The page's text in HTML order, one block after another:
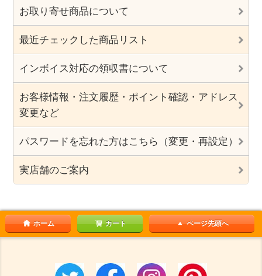
お取り寄せ商品について
最近チェックした商品リスト
インボイス対応の領収書について
お客様情報・注文履歴・ポイント確認・アドレス
変更など
パスワードを忘れた方はこちら（変更・再設定）
実店舗のご案内
ホーム カート ページ先頭へ